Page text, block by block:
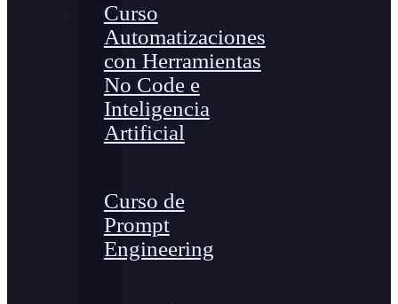
Curso
Automatizaciones
con Herramientas
No Code e
Inteligencia
Artificial
Curso de
Prompt
Engineering